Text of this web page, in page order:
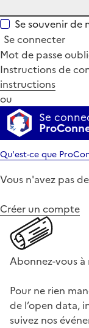
Se souvenir de
Se connecter
Mot de passe
Instructions de
instructions
ou
Se
Qu'est-ce que
Vous n'avez pas
Créer un compte
Abonnez-vous
Pour ne rien
de l’open data,
suivez nos